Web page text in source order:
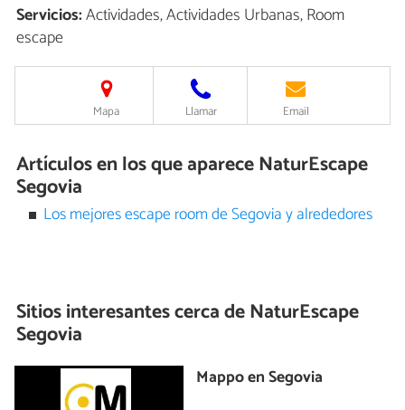
Servicios:Actividades, Actividades Urbanas, Room
escape
Mapa Llamar Email
Artículos en los que aparece NaturEscape
Segovia
Los mejores escape room de Segovia y alrededores
Sitios interesantes cerca deNaturEscape
Segovia
Mappo en Segovia